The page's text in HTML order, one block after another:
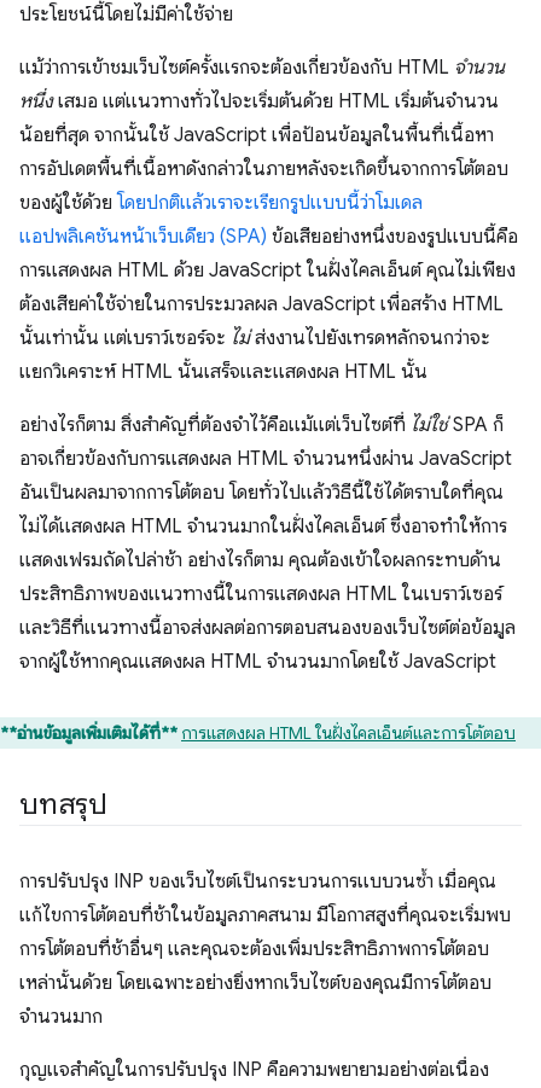
ประโยชน์นี้โดยไม่มีค่าใช้จ่าย
แม้ว่าการเข้าชมเว็บไซต์ครั้งแรกจะต้องเกี่ยวข้องกับ HTML จำนวน
หนึ่งเสมอ แต่แนวทางทั่วไปจะเริ่มต้นด้วย HTML เริ่มต้นจำนวน
น้อยที่สุด จากนั้นใช้ JavaScript เพื่อป้อนข้อมูลในพื้นที่เนื้อหา
การอัปเดตพื้นที่เนื้อหาดังกล่าวในภายหลังจะเกิดขึ้นจากการโต้ตอบ
ของผู้ใช้ด้วยโดยปกติแล้วเราจะเรียกรูปแบบนี้ว่าโมเดล
แอปพลิเคชันหน้าเว็บเดียว (SPA) ข้อเสียอย่างหนึ่งของรูปแบบนี้คือ
การแสดงผล HTML ด้วย JavaScript ในฝั่งไคลเอ็นต์ คุณไม่เพียง
ต้องเสียค่าใช้จ่ายในการประมวลผล JavaScript เพื่อสร้าง HTML
นั้นเท่านั้น แต่เบราว์เซอร์จะ ไม่ส่งงานไปยังเทรดหลักจนกว่าจะ
แยกวิเคราะห์ HTML นั้นเสร็จและแสดงผล HTML นั้น
อย่างไรก็ตาม สิ่งสำคัญที่ต้องจำไว้คือแม้แต่เว็บไซต์ที่ ไม่ใช่SPA ก็
อาจเกี่ยวข้องกับการแสดงผล HTML จำนวนหนึ่งผ่าน JavaScript
อันเป็นผลมาจากการโต้ตอบ โดยทั่วไปแล้ววิธีนี้ใช้ได้ตราบใดที่คุณ
ไม่ได้แสดงผล HTML จำนวนมากในฝั่งไคลเอ็นต์ ซึ่งอาจทำให้การ
แสดงเฟรมถัดไปล่าช้า อย่างไรก็ตาม คุณต้องเข้าใจผลกระทบด้าน
ประสิทธิภาพของแนวทางนี้ในการแสดงผล HTML ในเบราว์เซอร์
และวิธีที่แนวทางนี้อาจส่งผลต่อการตอบสนองของเว็บไซต์ต่อข้อมูล
จากผู้ใช้หากคุณแสดงผล HTML จำนวนมากโดยใช้ JavaScript
**อ่านข้อมูลเพิ่มเติมได้ที่** การแสดงผล HTML ในฝั่งไคลเอ็นต์และการโต้ตอบ
บทสรุป
การปรับปรุง INP ของเว็บไซต์เป็นกระบวนการแบบวนซ้ำ เมื่อคุณ
แก้ไขการโต้ตอบที่ช้าในข้อมูลภาคสนาม มีโอกาสสูงที่คุณจะเริ่มพบ
การโต้ตอบที่ช้าอื่นๆ และคุณจะต้องเพิ่มประสิทธิภาพการโต้ตอบ
เหล่านั้นด้วย โดยเฉพาะอย่างยิ่งหากเว็บไซต์ของคุณมีการโต้ตอบ
จำนวนมาก
กุญแจสำคัญในการปรับปรุง INP คือความพยายามอย่างต่อเนื่อง